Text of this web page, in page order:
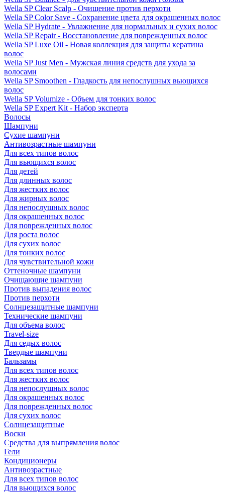
Wella SP Clear Scalp - Очищение против перхоти
Wella SP Color Save - Сохранение цвета для окрашенных волос
Wella SP Hydrate - Увлажнение для нормальных и сухих волос
Wella SP Repair - Восстановление для поврежденных волос
Wella SP Luxe Oil - Новая коллекция для защиты кератина
волос
Wella SP Just Men - Мужская линия средств для ухода за
волосами
Wella SP Smoothen - Гладкость для непослушных вьющихся
волос
Wella SP Volumize - Объем для тонких волос
Wella SP Expert Kit - Набор эксперта
Волосы
Шампуни
Сухие шампуни
Антивозрастные шампуни
Для всех типов волос
Для вьющихся волос
Для детей
Для длинных волос
Для жестких волос
Для жирных волос
Для непослушных волос
Для окрашенных волос
Для поврежденных волос
Для роста волос
Для сухих волос
Для тонких волос
Для чувствительной кожи
Оттеночные шампуни
Очищающие шампуни
Против выпадения волос
Против перхоти
Солнцезащитные шампуни
Технические шампуни
Для объема волос
Travel-size
Для седых волос
Твердые шампуни
Бальзамы
Для всех типов волос
Для жестких волос
Для непослушных волос
Для окрашенных волос
Для поврежденных волос
Для сухих волос
Солнцезащитные
Воски
Средства для выпрямления волос
Гели
Кондиционеры
Антивозрастные
Для всех типов волос
Для вьющихся волос